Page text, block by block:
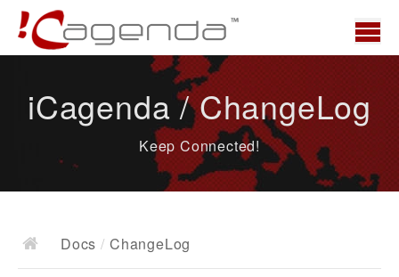
News
Docs
iCagenda / ChangeLog
Keep Connected!
Docs / ChangeLog